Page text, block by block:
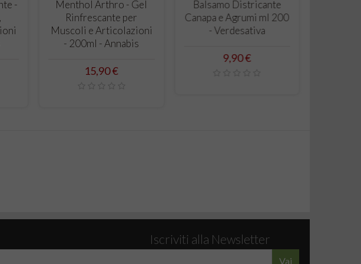
-
Menthol Arthro - Gel
Rinfrescante per
Muscoli e Articolazioni
- 200ml - Annabis
Prezzo
15,90 €
Balsamo Districante
Canapa e Agrumi ml 200
- Verdesativa
Prezzo
9,90 €
Iscriviti alla Newsletter
Vai